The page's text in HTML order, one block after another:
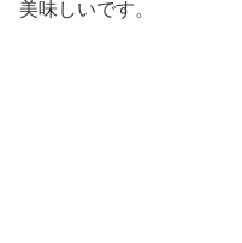
美味しいです。